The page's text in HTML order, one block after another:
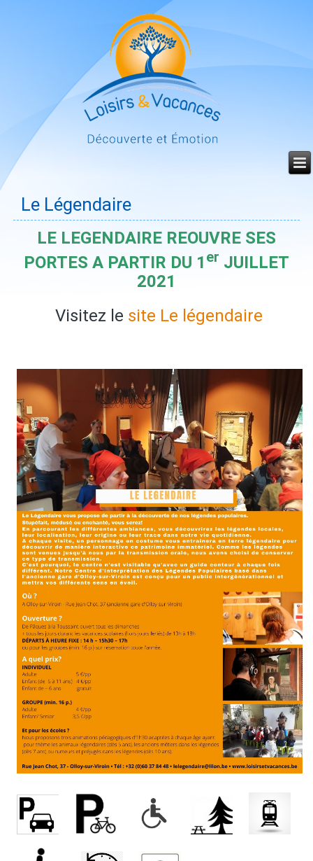
Le Légendaire
LE LEGENDAIRE REOUVRE SES
PORTES A PARTIR DU 1 er JUILLET
2021
Visitez le site Le légendaire
précédenteprécédent